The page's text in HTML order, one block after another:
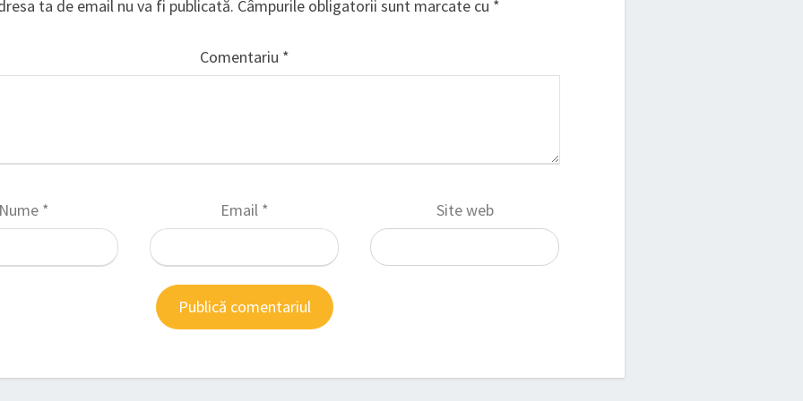
ta de email nu va fi publicată. Câmpurile obligatorii sunt marcate cu *
Comentariu *
* Email * Site web